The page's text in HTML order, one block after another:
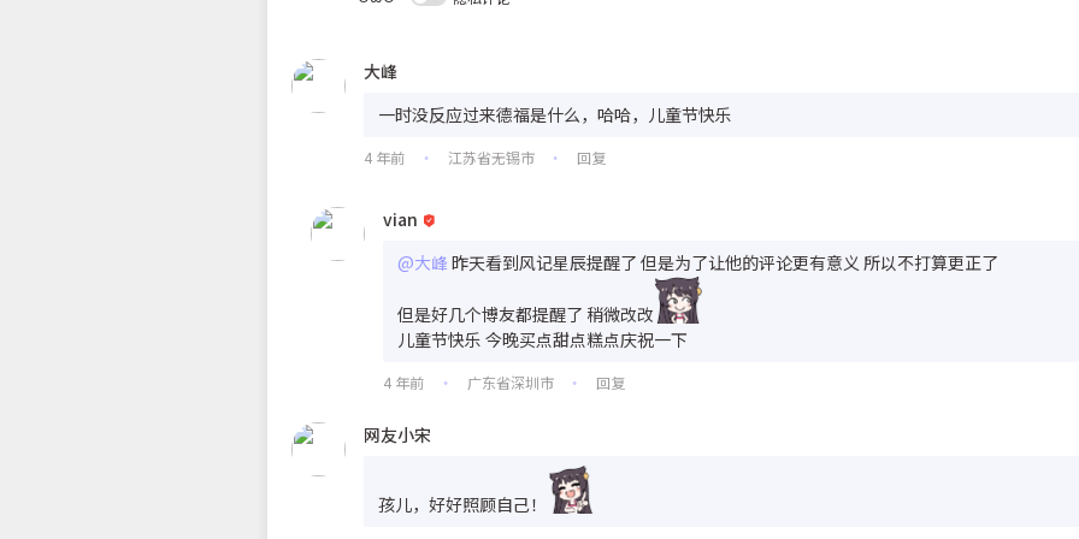
大峰
一时没反应过来德福是什么，哈哈，儿童节快乐
4 年前 • 江苏省无锡市 • 回复
vian
@大峰 昨天看到风记星辰提醒了 但是为了让他的评论更有意义 所以不打算更正了
但是好几个博友都提醒了 稍微改改
儿童节快乐 今晚买点甜点糕点庆祝一下
4 年前 • 广东省深圳市 • 回复
网友小宋
孩儿，好好照顾自己！